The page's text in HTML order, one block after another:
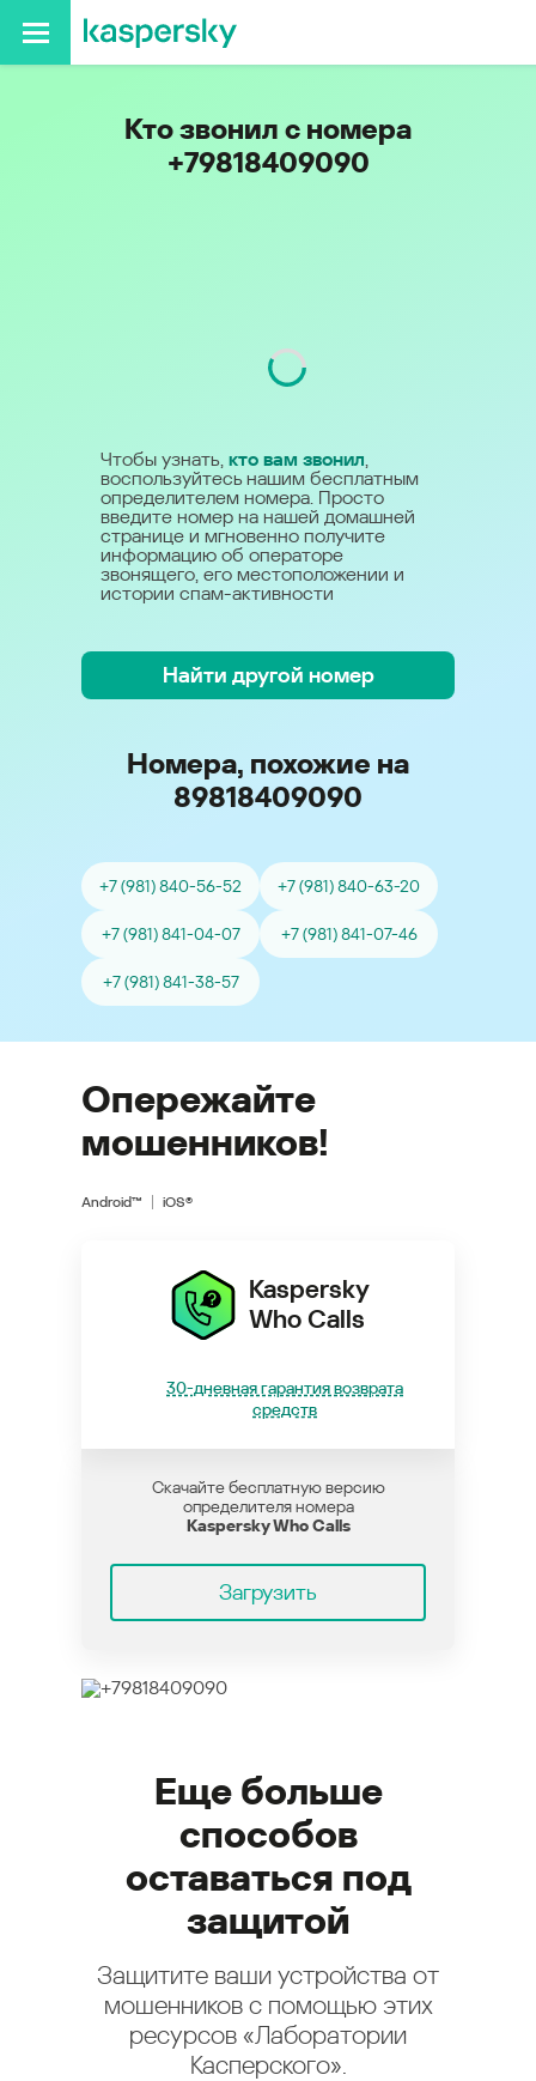
Кто звонил с номера
+79818409090
Чтобы узнать, кто вам звонил,
воспользуйтесь нашим бесплатным
определителем номера. Просто
введите номер на нашей домашней
странице и мгновенно получите
информацию об операторе
звонящего, его местоположении и
истории спам-активности
Найти другой номер
Номера, похожие на
89818409090
+7 (981) 840-56-52 +7 (981) 840-63-20
+7 (981) 841-04-07 +7 (981) 841-07-46
+7 (981) 841-38-57
Опережайте
мошенников!
Android™ iOS®
Kaspersky
Who Calls
30-дневная гарантия возврата
средств
Скачайте бесплатную версию
определителя номера
Kaspersky Who Calls
Загрузить
Еще больше
способов
оставаться под
защитой
Защитите ваши устройства от
мошенников с помощью этих
ресурсов «Лаборатории
Касперского».